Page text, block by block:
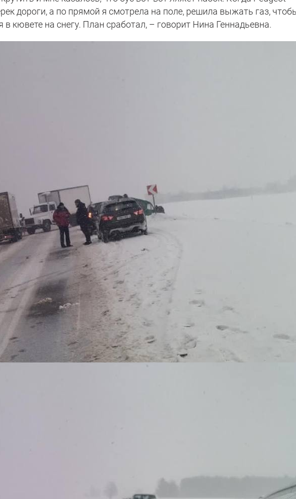
дороги, а по прямой я смотрела на поле, решила выжать газ,
в кювете на снегу. План сработал, – говорит Нина Геннадьевна.